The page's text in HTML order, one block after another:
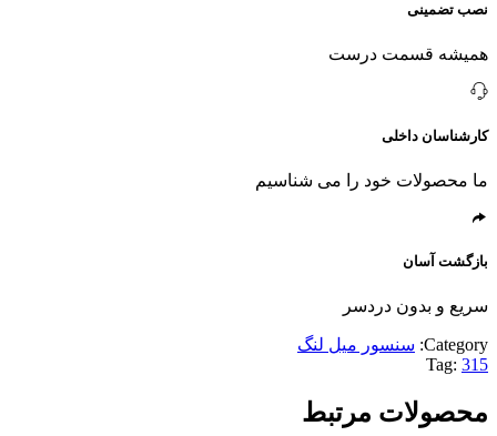
نصب تضمینی
همیشه قسمت درست
کارشناسان داخلی
ما محصولات خود را می شناسیم
بازگشت آسان
سریع و بدون دردسر
Category: سنسور میل لنگ
Tag: 315
محصولات مرتبط